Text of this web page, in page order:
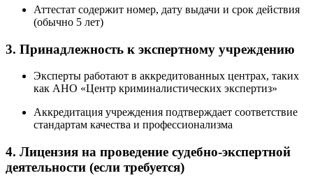
Аттестат содержит номер, дату выдачи и срок действия
(обычно 5 лет)
3. Принадлежность к экспертному учреждению
Эксперты работают в аккредитованных центрах, таких
как АНО «Центр криминалистических экспертиз»
Аккредитация учреждения подтверждает соответствие
стандартам качества и профессионализма
4. Лицензия на проведение судебно-экспертной
деятельности (если требуется)